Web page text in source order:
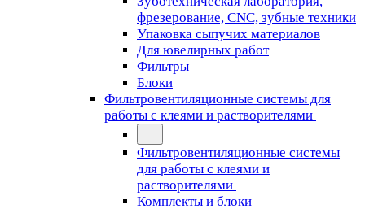
фрезерование, CNC, зубные техники
Упаковка сыпучих материалов
Для ювелирных работ
Фильтры
Блоки
Фильтровентиляционные системы для
работы с клеями и растворителями
Фильтровентиляционные системы
для работы с клеями и
растворителями
Комплекты и блоки